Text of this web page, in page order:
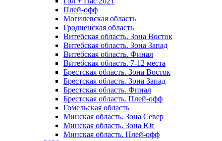
Плей-офф
Могилевская область
Гродненская область
Витебская область. Зона Восток
Витебская область. Зона Запад
Витебская область. Финал
Витебская область. 7-12 места
Брестская область. Зона Восток
Брестская область. Зона Запад
Брестская область. Финал
Брестская область. Плей-офф
Гомельская область
Минская область. Зона Север
Минская область. Зона Юг
Минская область. Плей-офф